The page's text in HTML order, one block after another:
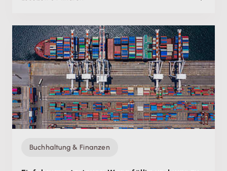
Buchhaltung & Finanzen